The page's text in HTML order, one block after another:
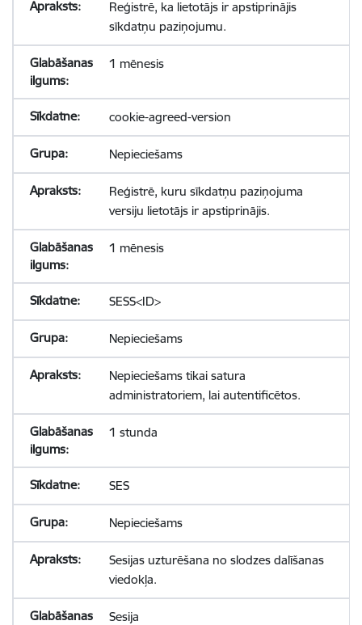
Reģistrē, ka lietotājs ir apstiprinājis
sīkdatņu paziņojumu.
1 mēnesis
cookie-agreed-version
Nepieciešams
Reģistrē, kuru sīkdatņu paziņojuma
versiju lietotājs ir apstiprinājis.
1 mēnesis
SESS<ID>
Nepieciešams
Nepieciešams tikai satura
administratoriem, lai autentificētos.
1 stunda
SES
Nepieciešams
Sesijas uzturēšana no slodzes dalīšanas
viedokļa.
Sesija